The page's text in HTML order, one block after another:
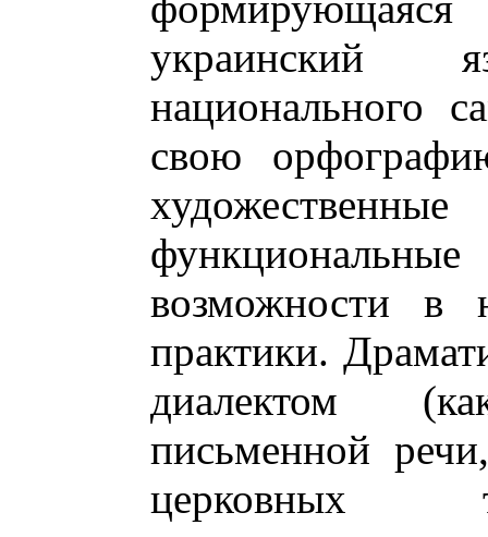
украинский
национального
свою
возможности в
практики.
диалектом
письменной
церковных